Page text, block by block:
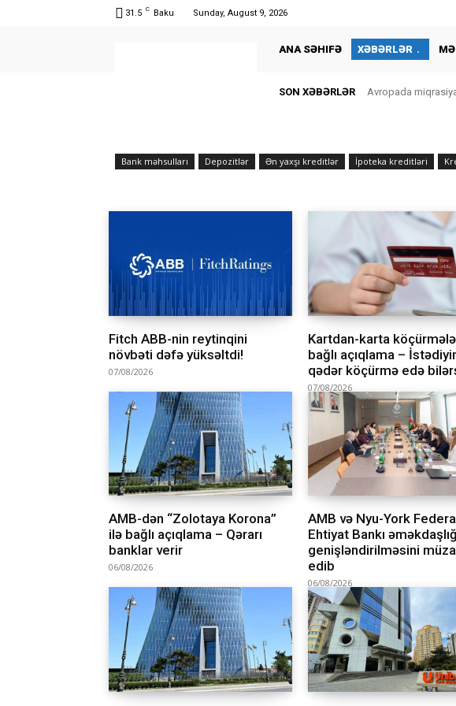
31.5 C Baku Sunday, August 9, 2026
ANA SƏHIFƏ XƏBƏRLƏR
SON XƏBƏRLƏR Avropada
Bank məhsulları Depozitlər Ən yaxşı kreditlər İpoteka kreditləri
Fitch ABB-nin reytinqini
növbəti dəfə yüksəltdi!
07/08/2026
Kartdan-karta
bağlı açıqlama –
qədər köçürmə edə
07/08/2026
AMB-dən “Zolotaya Korona”
ilə bağlı açıqlama – Qərarı
banklar verir
06/08/2026
AMB və Nyu-York
Ehtiyat Bankı
genişləndirilməsini
edib
06/08/2026